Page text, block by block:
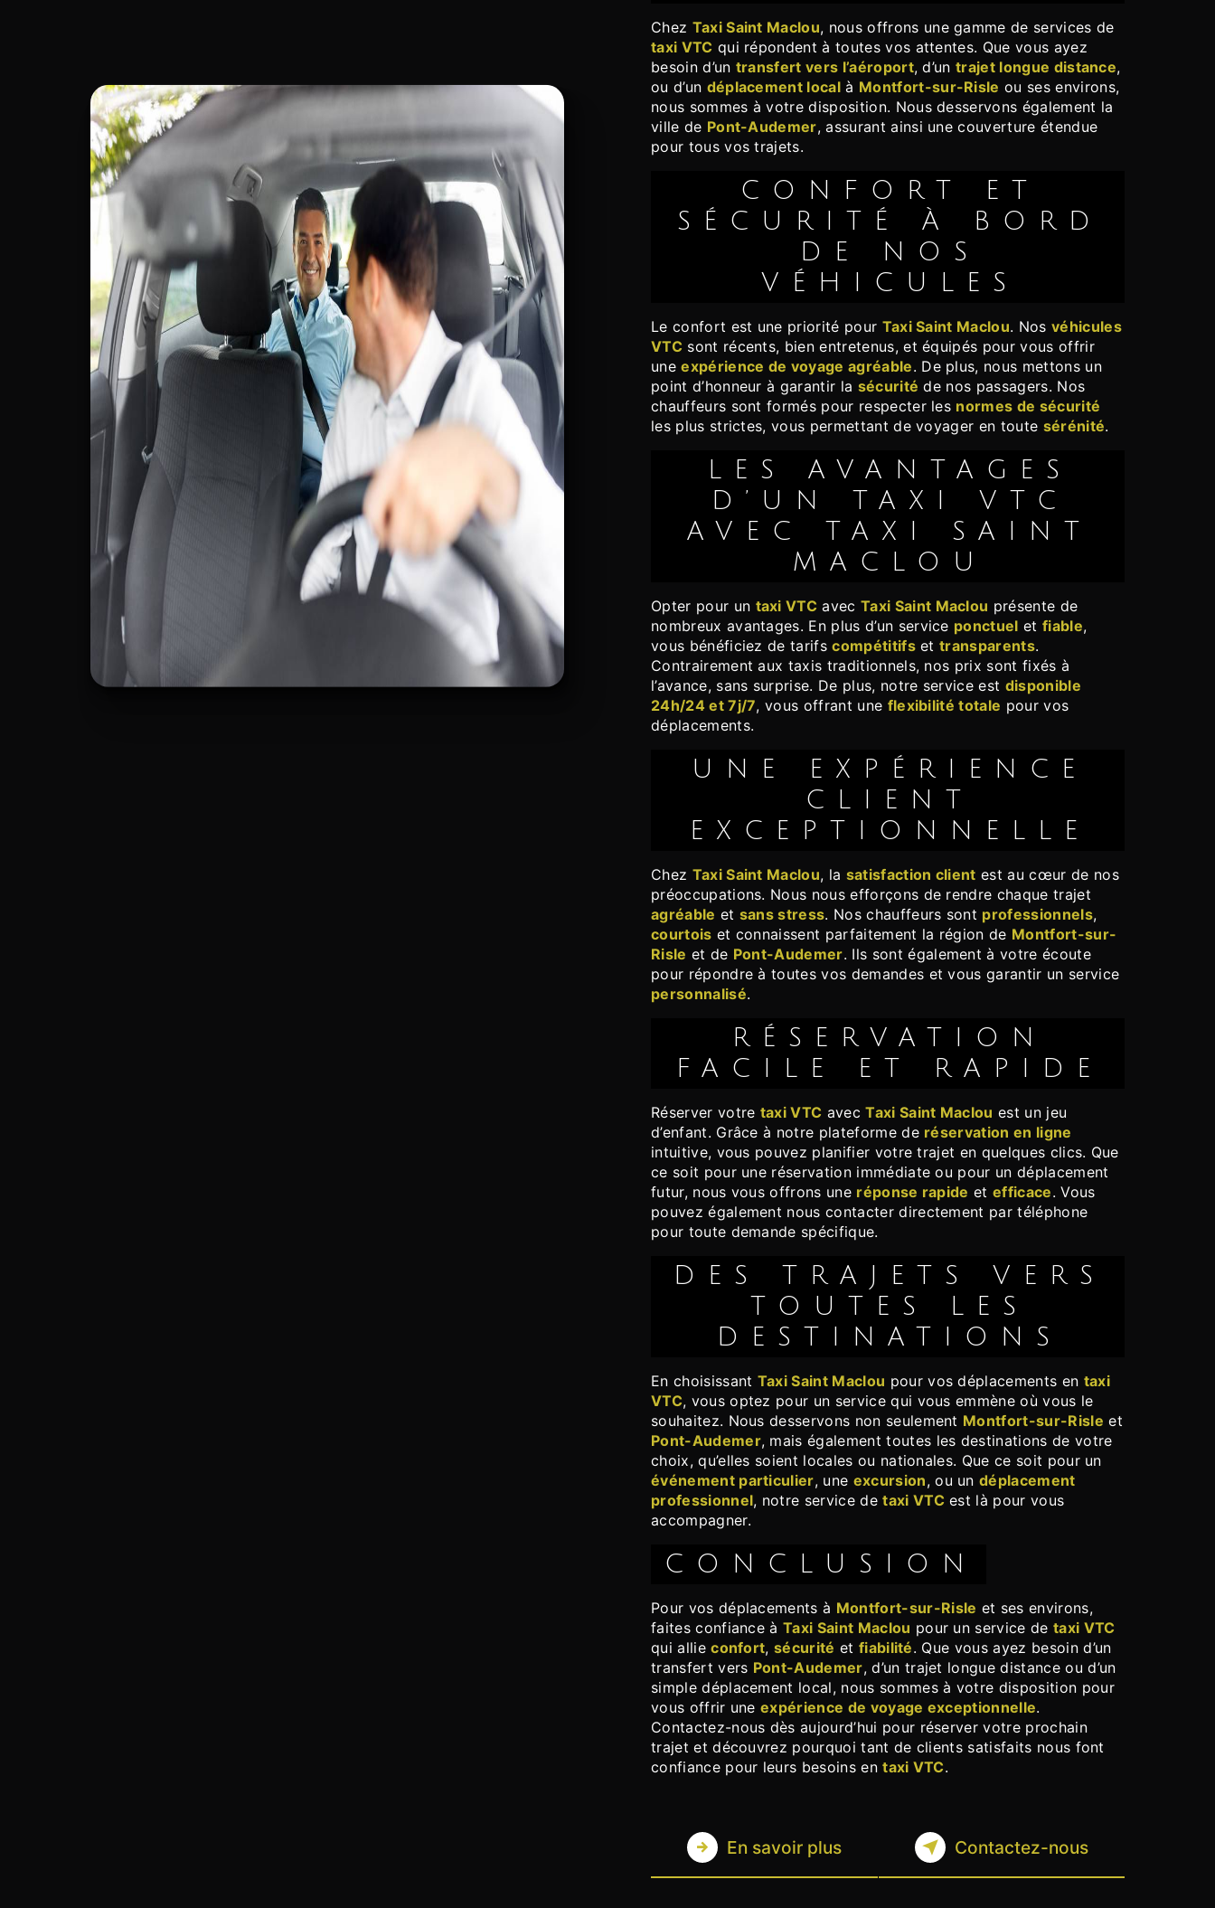
Chez Taxi Saint Maclou, nous offrons une gamme de services de
taxi VTC qui répondent à toutes vos attentes. Que vous ayez
besoin d’un transfert vers l’aéroport, d’untrajet longue distance,
ou d’un déplacement local à Montfort-sur-Risle ou ses environs,
nous sommes à votre disposition. Nous desservons également la
ville de Pont-Audemer, assurant ainsi une couverture étendue
pour tous vos trajets.
CONFORT ET
SÉCURITÉ À BORD
DE NOS
VÉHICULES
Le confort est une priorité pour Taxi Saint Maclou. Nos véhicules
VTC sont récents, bien entretenus, et équipés pour vous offrir
uneexpérience de voyage agréable. De plus, nous mettons un
point d’honneur à garantir la sécurité de nos passagers. Nos
chauffeurs sont formés pour respecter les normes de sécurité
les plus strictes, vous permettant de voyager en toute sérénité.
LES AVANTAGES
D’UN TAXI VTC
AVEC TAXI SAINT
MACLOU
Opter pour un taxi VTC avec Taxi Saint Maclou présente de
nombreux avantages. En plus d’un service ponctuel et fiable,
vous bénéficiez de tarifscompétitifsettransparents.
Contrairement aux taxis traditionnels, nos prix sont fixés à
l’avance, sans surprise. De plus, notre service est disponible
24h/24 et 7j/7, vous offrant une flexibilité totale pour vos
déplacements.
UNE EXPÉRIENCE
CLIENT
EXCEPTIONNELLE
Chez Taxi Saint Maclou, la satisfaction client est au cœur de nos
préoccupations. Nous nous efforçons de rendre chaque trajet
agréable et sans stress. Nos chauffeurs sont professionnels,
courtois et connaissent parfaitement la région de Montfort-sur-
Risle et de Pont-Audemer. Ils sont également à votre écoute
pour répondre à toutes vos demandes et vous garantir un service
personnalisé.
RÉSERVATION
FACILE ET RAPIDE
Réserver votre taxi VTC avecTaxi Saint Maclou est un jeu
d’enfant. Grâce à notre plateforme de réservation en ligne
intuitive, vous pouvez planifier votre trajet en quelques clics. Que
ce soit pour une réservation immédiate ou pour un déplacement
futur, nous vous offrons une réponse rapide etefficace. Vous
pouvez également nous contacter directement par téléphone
pour toute demande spécifique.
DES TRAJETS VERS
TOUTES LES
DESTINATIONS
En choisissant Taxi Saint Maclou pour vos déplacements en taxi
VTC, vous optez pour un service qui vous emmène où vous le
souhaitez. Nous desservons non seulement Montfort-sur-Risle et
Pont-Audemer, mais également toutes les destinations de votre
choix, qu’elles soient locales ou nationales. Que ce soit pour un
événement particulier, une excursion, ou undéplacement
professionnel, notre service detaxi VTC est là pour vous
accompagner.
CONCLUSION
Pour vos déplacements à Montfort-sur-Risle et ses environs,
faites confiance àTaxi Saint Maclou pour un service de taxi VTC
qui allieconfort,sécurité et fiabilité. Que vous ayez besoin d’un
transfert vers Pont-Audemer, d’un trajet longue distance ou d’un
simple déplacement local, nous sommes à votre disposition pour
vous offrir uneexpérience de voyage exceptionnelle.
Contactez-nous dès aujourd’hui pour réserver votre prochain
trajet et découvrez pourquoi tant de clients satisfaits nous font
confiance pour leurs besoins entaxi VTC.
En savoir plus Contactez-nous